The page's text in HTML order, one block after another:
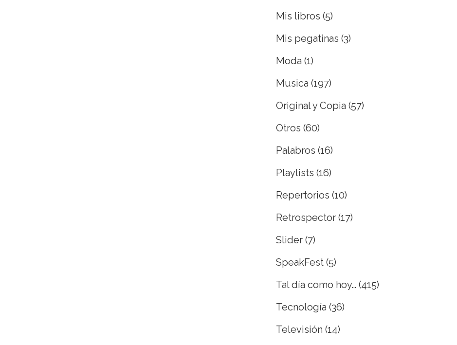
Mis libros (5)
Mis pegatinas (3)
Moda (1)
Musica (197)
Original y Copia (57)
Otros (60)
Palabros (16)
Playlists (16)
Repertorios (10)
Retrospector (17)
Slider (7)
SpeakFest (5)
Tal día como hoy… (415)
Tecnología (36)
Televisión (14)